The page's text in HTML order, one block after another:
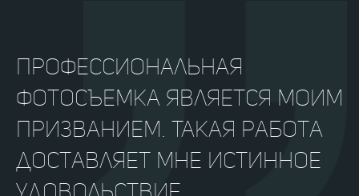
Профессиональная
фотосъемка является моим
призванием. Такая работа
доставляет мне истинное